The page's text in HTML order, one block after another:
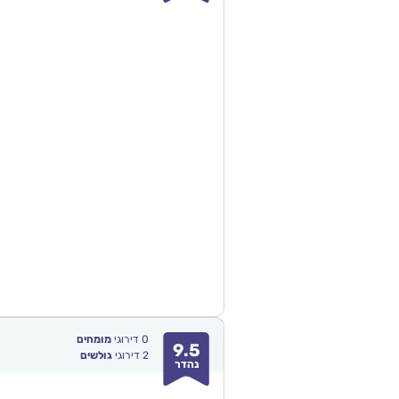
9.5
נהדר
0 דירוגימומחים
2 דירוגיגולשים